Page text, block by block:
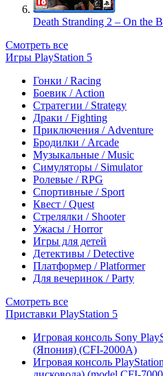
Death Stranding 2 – On the
Смотреть все
Игры PlayStation 5
Гонки / Racing
Боевик / Action
Стратегии / Strategy
Драки / Fighting
Приключения / Adventure
Бродилки / Arcade
Музыкальные / Music
Симуляторы / Simulator
Ролевые / RPG
Спортивные / Sport
Квест / Quest
Стрелялки / Shooter
Ужасы / Horror
Игры для детей
Детективы / Detective
Платформер / Platformer
Для вечеринок / Party
Смотреть все
Приставки PlayStation 5
Игровая консоль Sony
(Япония) (CFI-2000A)
Игровая консоль